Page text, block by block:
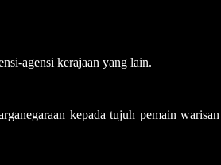
agensi kerajaan yang lain.
kepada tujuh pemain